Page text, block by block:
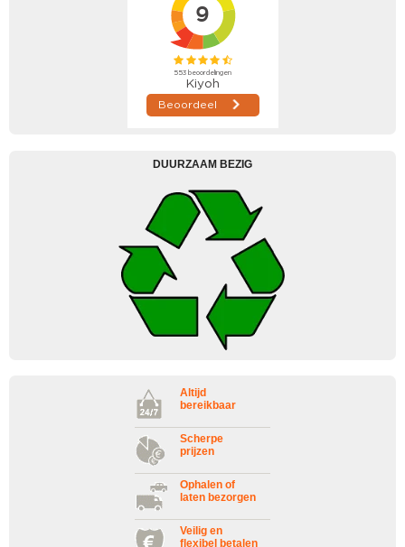
DUURZAAM BEZIG
Altijd
bereikbaar
Scherpe
prijzen
Ophalen of
laten bezorgen
Veilig en
flexibel betalen